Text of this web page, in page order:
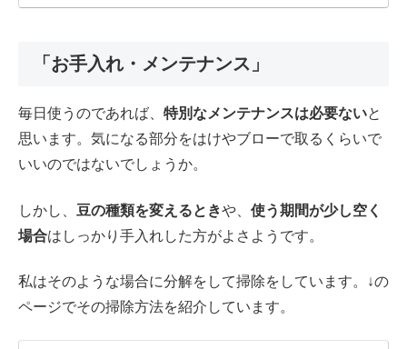
「お手入れ・メンテナンス」
毎日使うのであれば、 特別なメンテナンスは必要ないと
思います。気になる部分をはけやブローで取るくらいで
いいのではないでしょうか。
しかし、 豆の種類を変えるときや、 使う期間が少し空く
場合はしっかり手入れした方がよさようです。
私はそのような場合に分解をして掃除をしています。↓の
ページでその掃除方法を紹介しています。